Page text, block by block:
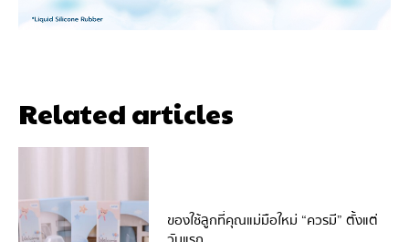
Related articles
ของใช้ลูกที่คุณแม่มือใหม่ “ควรมี” ตั้งแต่